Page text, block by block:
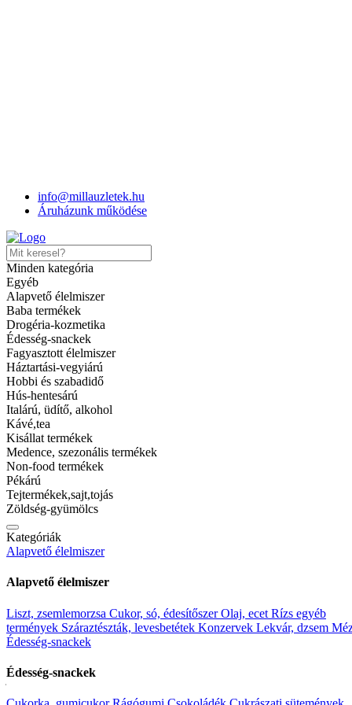
info@millauzletek.hu
Áruházunk működése
Minden kategória
Egyéb
Alapvető élelmiszer
Baba termékek
Drogéria-kozmetika
Édesség-snackek
Fagyasztott élelmiszer
Háztartási-vegyiárú
Hobbi és szabadidő
Hús-hentesárú
Italárú, üdítő, alkohol
Kávé,tea
Kisállat termékek
Medence, szezonális termékek
Non-food termékek
Pékárú
Tejtermékek,sajt,tojás
Zöldség-gyümölcs
Kategóriák
Alapvető élelmiszer
Alapvető élelmiszer
Liszt, zsemlemorzsa Cukor, só, édesítőszerOlaj, ecet Rízs egyéb
termények Száraztészták, levesbetétek Konzervek Lekvár, dzsem
Édesség-snackek
Édesség-snackek
Dax cat nedves hal 415g
Cikkszám:
Share
Hozzáadás a kívánságlistához
Elfogyott
Vélemények (0)
Vevői vélemények
Vevői értékelés
0
0 Értékelés
Csillag 5
(0)
Csillag 4
(0)
Csillag 3
Csillag 2
Csillag 1
(0)
Értékeld elsőként: “Dax cat nedves hal 415g”
Az email címet nem tesszük közzé.
jelöltük